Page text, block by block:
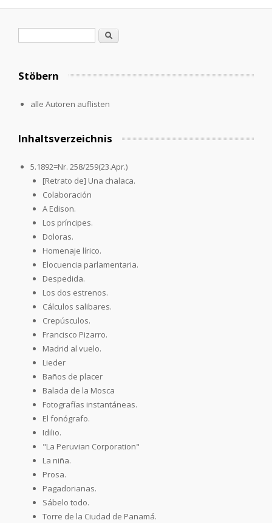
Suche
Stöbern
alle Autoren auflisten
Inhaltsverzeichnis
5.1892=Nr. 258/259(23.Apr.)
[Retrato de] Una chalaca.
Colaboración
A Edison.
Los príncipes.
Doloras.
Homenaje lírico.
Elocuencia parlamentaria.
Despedida.
Los dos estrenos.
Cálculos salibares.
Crepúsculos.
Francisco Pizarro.
Madrid al vuelo.
Lieder
Baños de placer
Balada de la Mosca
Fotografías instantáneas.
El fonógrafo.
Idilio.
"La Peruvian Corporation"
La niña.
Prosa.
Pagadorianas.
Sábelo todo.
Torre de la Ciudad de Panamá.